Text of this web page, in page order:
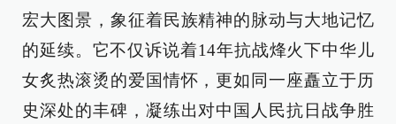
宏大图景，象征着民族精神的脉动与大地记忆
的延续。它不仅诉说着14年抗战烽火下中华儿
女炙热滚烫的爱国情怀，更如同一座矗立于历
史深处的丰碑，凝练出对中国人民抗日战争胜